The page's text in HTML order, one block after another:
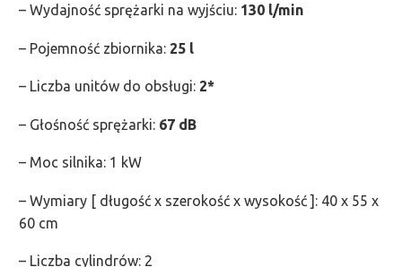
– Wydajność sprężarki na wyjściu: 130 l/min
– Pojemność zbiornika: 25 l
– Liczba unitów do obsługi: 2*
– Głośność sprężarki: 67 dB
– Moc silnika: 1 kW
– Wymiary [ długość x szerokość x wysokość ]: 40 x 55 x
60 cm
– Liczba cylindrów: 2